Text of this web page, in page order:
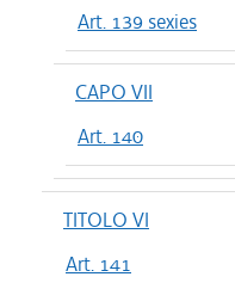
Art. 139 sexies
CAPO VII
Art. 140
TITOLO VI
Art. 141